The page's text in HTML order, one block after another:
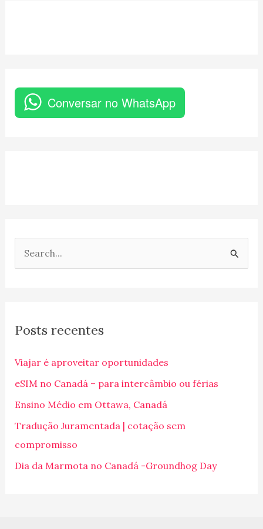
Conversar no WhatsApp
u
s
a
r
p
o
r
Posts recentes
Viajar é aproveitar oportunidades
eSIM no Canadá – para intercâmbio ou férias
Ensino Médio em Ottawa, Canadá
Tradução Juramentada | cotação sem
compromisso
Dia da Marmota no Canadá -Groundhog Day